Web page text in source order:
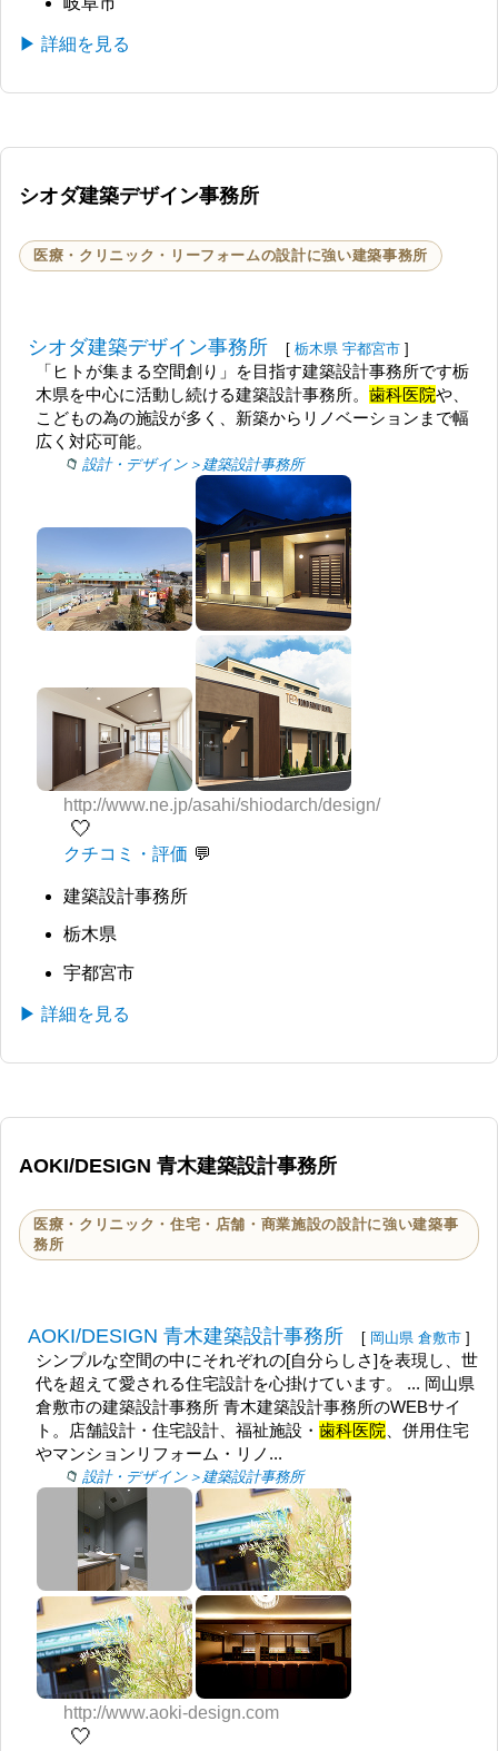
▶ 詳細を見る
シオダ建築デザイン事務所
医療・クリニック・リーフォームの設計に強い建築事務所
シオダ建築デザイン事務所 [ 栃木県 宇都宮市 ]
「ヒトが集まる空間創り」を目指す建築設計事務所です栃
木県を中心に活動し続ける建築設計事務所。歯科医院や、
こどもの為の施設が多く、新築からリノベーションまで幅
広く対応可能。
設計・デザイン＞建築設計事務所
http://www.ne.jp/asahi/shiodarch/design/
🤍
クチコミ・評価
建築設計事務所
栃木県
宇都宮市
▶ 詳細を見る
AOKI/DESIGN 青木建築設計事務所
医療・クリニック・住宅・店舗・商業施設の設計に強い建築事
務所
AOKI/DESIGN 青木建築設計事務所 [ 岡山県 倉敷市 ]
シンプルな空間の中にそれぞれの[自分らしさ]を表現し、世
代を超えて愛される住宅設計を心掛けています。 ... 岡山県
倉敷市の建築設計事務所 青木建築設計事務所のWEBサイ
ト。店舗設計・住宅設計、福祉施設・歯科医院 、併用住宅
やマンションリフォーム・リノ...
設計・デザイン＞建築設計事務所
http://www.aoki-design.com
🤍